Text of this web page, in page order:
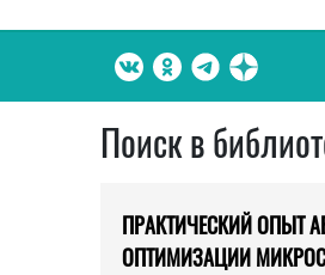
Поиск в
ПРАКТИЧЕСКИЙ ОПЫТ
ОПТИМИЗАЦИИ